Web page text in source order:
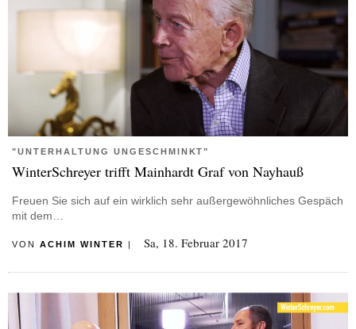
"UNTERHALTUNG UNGESCHMINKT"
WinterSchreyer trifft Mainhardt Graf von Nayhauß
Freuen Sie sich auf ein wirklich sehr außergewöhnliches Gespäch
mit dem…
VON ACHIM WINTER Sa, 18. Februar 2017